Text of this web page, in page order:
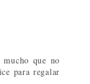
mucho que no
para regalar